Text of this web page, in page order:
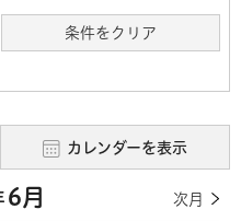
条件をクリア
カレンダーを表示
6月 次月